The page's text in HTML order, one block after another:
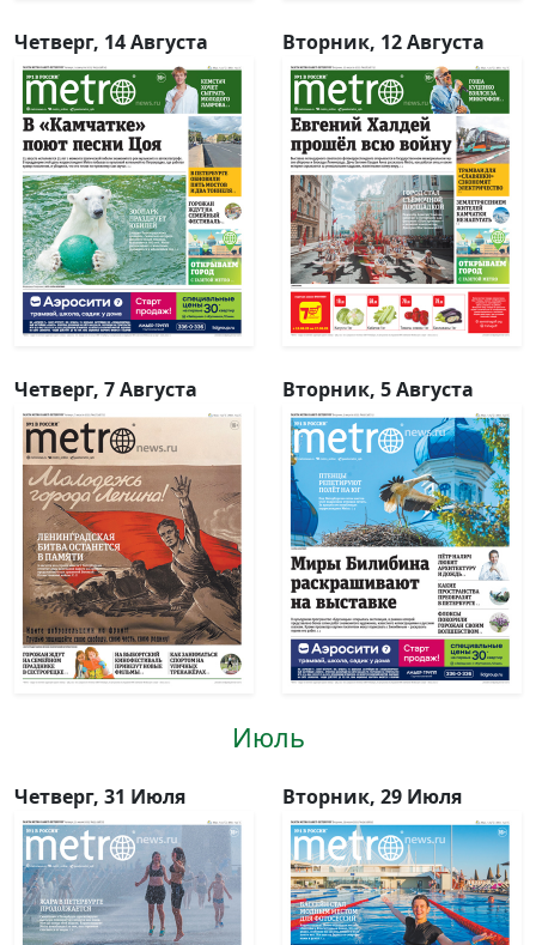
Четверг, 14 Августа Вторник, 12 Августа
Четверг, 7 Августа Вторник, 5 Августа
Июль
Четверг, 31 Июля Вторник, 29 Июля